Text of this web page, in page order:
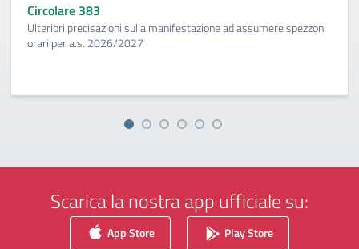
Circolare 383
Ulteriori precisazioni sulla manifestazione ad assumere spezzoni
orari per a.s. 2026/2027
Scarica la nostra app ufficiale su:
App Store Play Store